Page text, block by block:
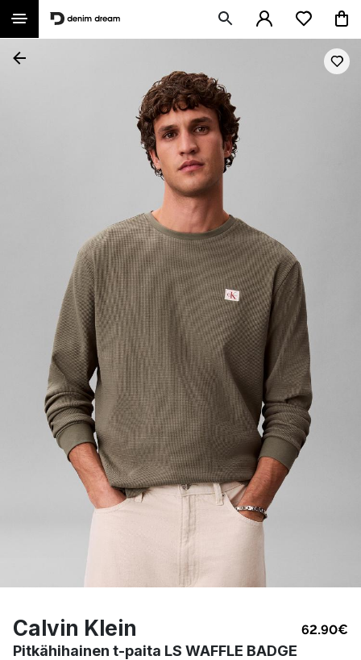
Calvin Klein 62.90€
Pitkähihainen t-paita LS WAFFLE BADGE